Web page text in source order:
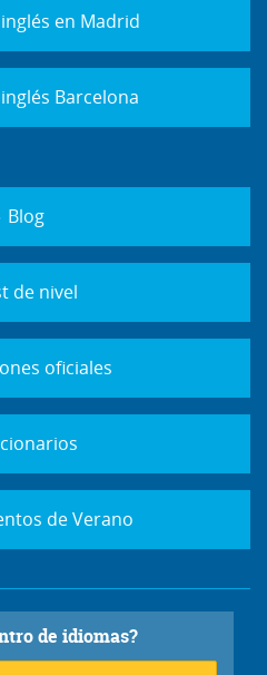
en Madrid
Barcelona
Blog
de nivel
oficiales
de Verano
de idiomas?